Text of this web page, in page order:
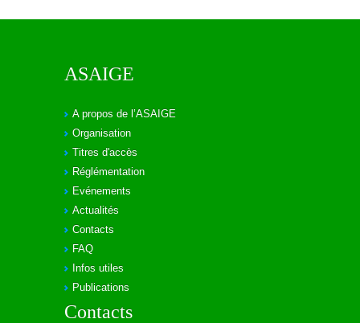
ASAIGE
A propos de l’ASAIGE
Organisation
Titres d'accès
Réglémentation
Evénements
Actualités
Contacts
FAQ
Infos utiles
Publications
Contacts